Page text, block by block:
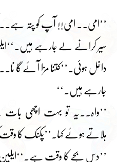
’’امی۔۔ امی!! آپ کو پتہ ہے۔۔
سیر کرانے لے جارہے
داخل ہوئی۔’’کتنا مزا آئے گا
جارہے ہیں۔‘‘
’’واہ۔۔یہ تو بہت اچھی بات
ہلاتے ہوئے کہا۔’’پکنک کا
’’دس بجے کا وقت